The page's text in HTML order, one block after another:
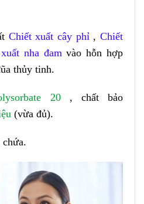
Chiết xuất cây phỉ,Chiết
nha đamvào hỗn hợp
thủy tinh.
20, chất bảo
(vừa đủ).
chứa.